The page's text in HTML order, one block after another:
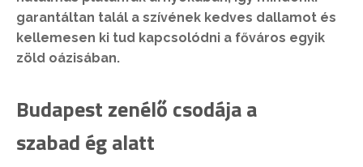
garantáltan talál a szívének kedves dallamot és
kellemesen ki tud kapcsolódni a főváros egyik
zöld oázisában.
Budapest zenélő csodája a
szabad ég alatt